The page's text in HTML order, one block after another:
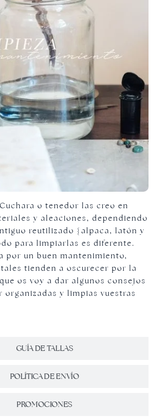
GUÍA DE TALLAS
POLÍTICA DE ENVÍO
PROMOCIONES
o tenedor las creo en
y aleaciones, dependiendo
reutilizado {alpaca, latón y
para limpiarlas es diferente.
por un buen mantenimiento,
tienden a oscurecer por la
os voy a dar algunos consejos
organizadas y limpias vuestras